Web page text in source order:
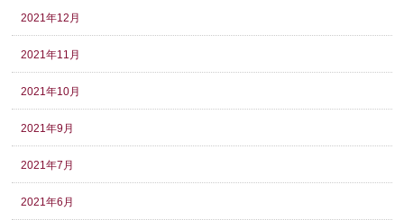
2021年12月
2021年11月
2021年10月
2021年9月
2021年7月
2021年6月